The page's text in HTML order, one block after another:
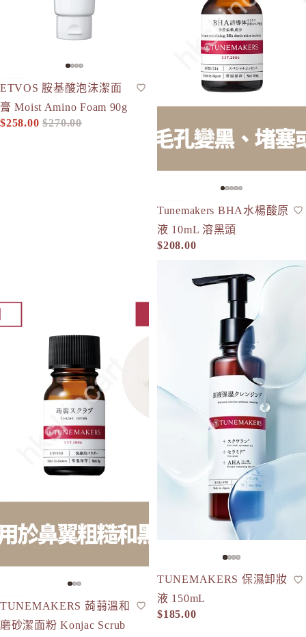
-4%
潔面泡沫
人氣
ETVOS 胺基酸泡沫潔面
膏 Moist Amino Foam 90g
促銷價
$258.00 定價
$270.00
原液
人氣
現貨
Tunemakers BHA水楊酸原
液 10mL 溶黑頭
$208.00
潔面粉
現貨
TUNEMAKERS 蒟蒻溫和
磨砂潔面粉 Konjac Scrub
TUNEMAKERS 保濕卸妝液
卸妝啫喱
現貨
TUNEMAKERS 保濕卸妝
液 150mL
$185.00